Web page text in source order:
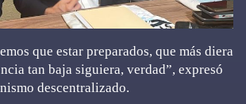
que estar preparados, que más diera
tan baja siguiera, verdad”, expresó
descentralizado.